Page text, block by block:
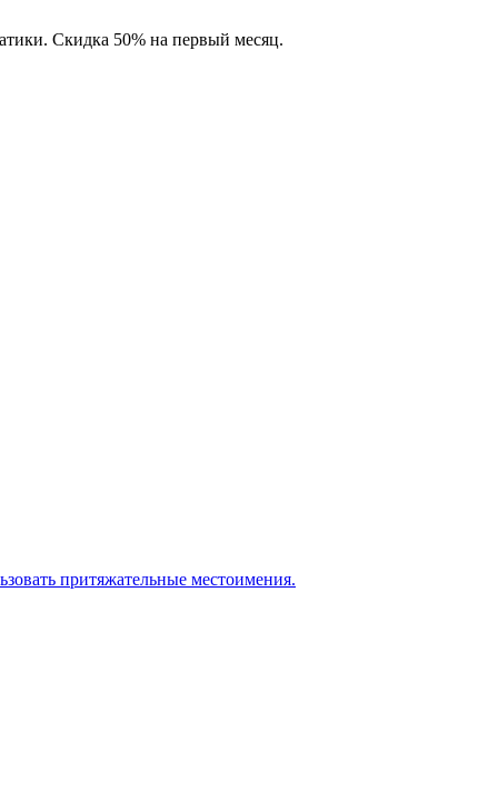
Скидка 50% на первый месяц.
притяжательные местоимения.